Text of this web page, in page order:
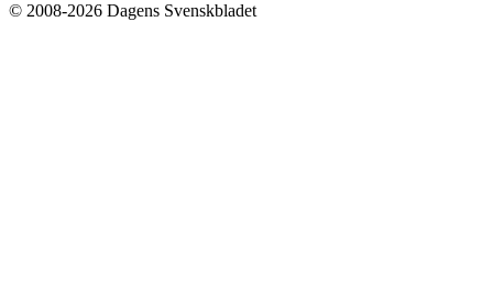
© 2008-2026 Dagens Svenskbladet